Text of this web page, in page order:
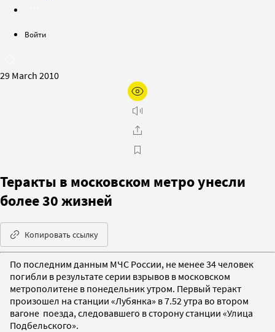
Войти
29 March 2010
Теракты в московском метро унесли
более 30 жизней
Копировать ссылку
По последним данным МЧС России, не менее 34 человек
погибли в результате серии взрывов в московском
метрополитене в понедельник утром. Первый теракт
произошел на станции «Лубянка» в 7.52 утра во втором
вагоне поезда, следовавшего в сторону станции «Улица
Подбельского».